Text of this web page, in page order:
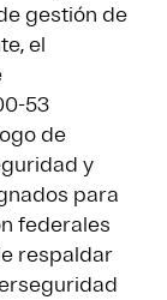
gestión de
el
53
de
y
para
federales
respaldar